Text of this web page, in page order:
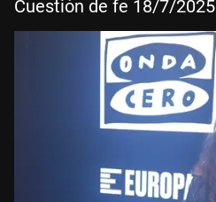
Cuestión de fe 18/7/2025